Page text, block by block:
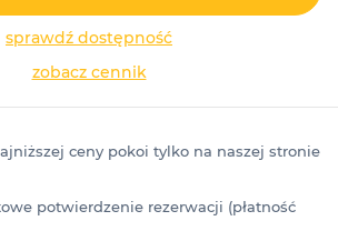
sprawdź dostępność
zobacz cennik
ceny pokoi tylko na naszej stronie
potwierdzenie rezerwacji (płatność